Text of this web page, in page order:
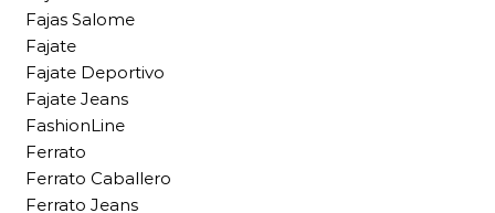
Fajas Salome
Fajate
Fajate Deportivo
Fajate Jeans
FashionLine
Ferrato
Ferrato Caballero
Ferrato Jeans